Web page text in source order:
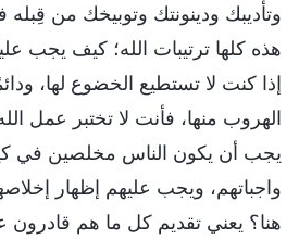
وتأديبك ودينونتك وتوبيخك من قِبله
هذه كلها ترتيبات الله؛ كيف يجب
إذا كنت لا تستطيع الخضوع لها،
الهروب منها، فأنت لا تختبر عمل
يجب أن يكون الناس مخلصين في
واجباتهم، ويجب عليهم إظهار
هنا؟ يعني تقديم كل ما هم قادرون